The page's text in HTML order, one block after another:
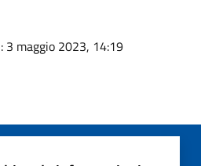
: 3 maggio 2023, 14:19